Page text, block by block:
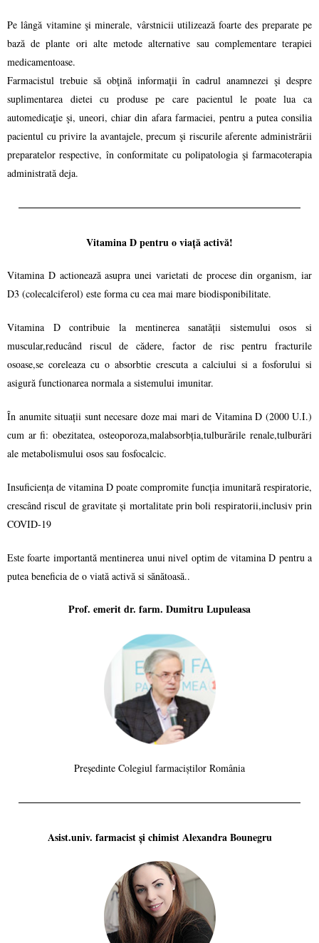
Pe lângă vitamine şi minerale, vârstnicii utilizează foarte des preparate pe
bază de plante ori alte metode alternative sau complementare terapiei
medicamentoase.
Farmacistul trebuie să obţină informaţii în cadrul anamnezei şi despre
suplimentarea dietei cu produse pe care pacientul le poate lua ca
automedicaţie şi, uneori, chiar din afara farmaciei, pentru a putea consilia
pacientul cu privire la avantajele, precum şi riscurile aferente administrării
preparatelor respective, în conformitate cu polipatologia şi farmacoterapia
administrată deja.
Vitamina D pentru o viață activă!
Vitamina D actionează asupra unei varietati de procese din organism, iar
D3 (colecalciferol) este forma cu cea mai mare biodisponibilitate.
Vitamina D contribuie la mentinerea sanatății sistemului osos si
muscular,reducând riscul de cădere, factor de risc pentru fracturile
osoase,se coreleaza cu o absorbtie crescuta a calciului si a fosforului si
asigură functionarea normala a sistemului imunitar.
În anumite situații sunt necesare doze mai mari de Vitamina D (2000 U.I.)
cum ar fi: obezitatea, osteoporoza,malabsorbția,tulburările renale,tulburări
ale metabolismului osos sau fosfocalcic.
Insuficiența de vitamina D poate compromite funcția imunitară respiratorie,
crescând riscul de gravitate și mortalitate prin boli respiratorii,inclusiv prin
COVID-19
Este foarte importantă mentinerea unui nivel optim de vitamina D pentru a
putea beneficia de o viată activă si sănătoasă..
Prof. emerit dr. farm. Dumitru Lupuleasa
Președinte Colegiul farmaciștilor România
Asist.univ. farmacist și chimist Alexandra Bounegru